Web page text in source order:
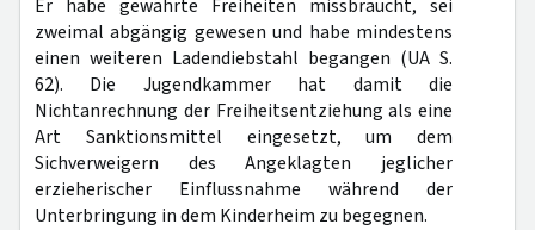
Er habe gewährte Freiheiten missbraucht, sei
zweimal abgängig gewesen und habe mindestens
einen weiteren Ladendiebstahl begangen (UA S.
62). Die Jugendkammer hat damit die
Nichtanrechnung der Freiheitsentziehung als eine
Art Sanktionsmittel eingesetzt, um dem
Sichverweigern des Angeklagten jeglicher
erzieherischer Einflussnahme während der
Unterbringung in dem Kinderheim zu begegnen.